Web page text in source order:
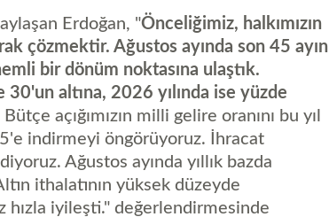
Erdoğan, "Önceliğimiz, halkımızın
çözmektir. Ağustos ayında son 45 ayın
bir dönüm noktasına ulaştık.
30'un altına, 2026 yılında ise yüzde
Bütçe açığımızın milli gelire oranını bu yıl
indirmeyi öngörüyoruz. İhracat
Ağustos ayında yıllık bazda
ithalatının yüksek düzeyde
hızla iyileşti." değerlendirmesinde